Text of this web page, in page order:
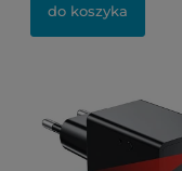
do koszyka